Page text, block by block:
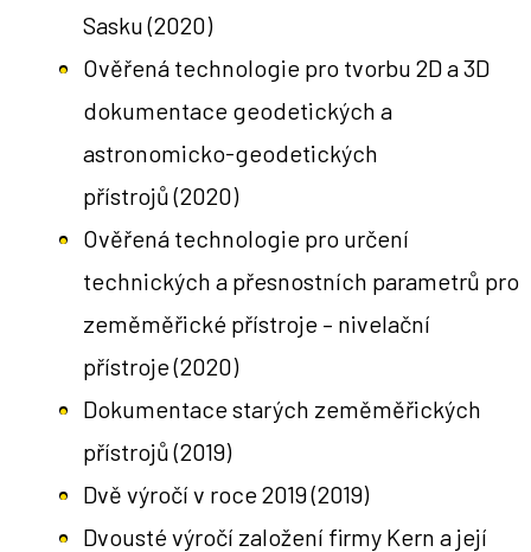
Sasku(2020)
Ověřená technologie pro tvorbu 2D a 3D
dokumentace geodetických a
astronomicko-geodetických
přístrojů(2020)
Ověřená technologie pro určení
technických a přesnostních parametrů pro
zeměměřické přístroje – nivelační
přístroje(2020)
Dokumentace starých zeměměřických
přístrojů(2019)
Dvě výročí v roce 2019(2019)
Dvousté výročí založení firmy Kern a její